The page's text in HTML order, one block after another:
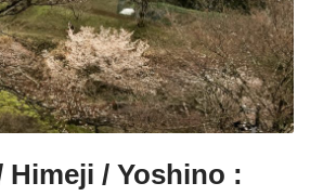
Himeji / Yoshino :